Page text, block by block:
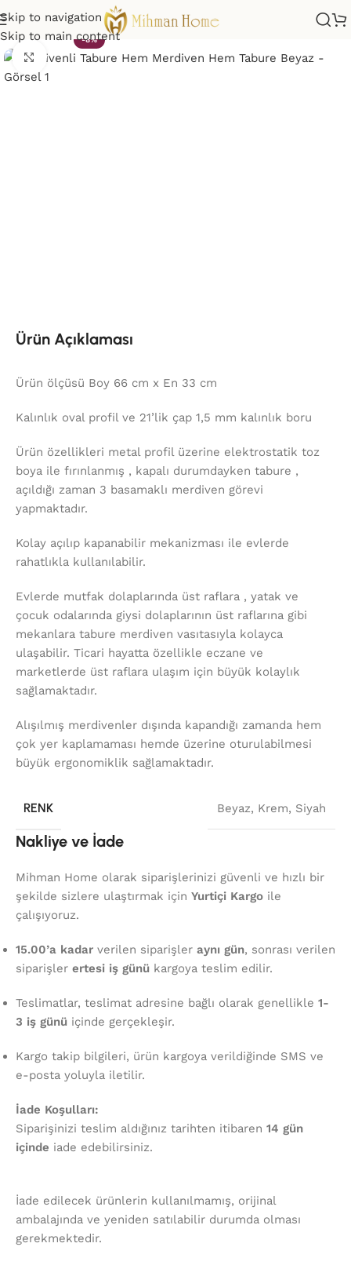
Skip to navigation
Skip to main content
-8%
Click to enlarge
Ürün Açıklaması
Ürün ölçüsü Boy 66 cm x En 33 cm
Kalınlık oval profil ve 21’lik çap 1,5 mm kalınlık boru
Ürün özellikleri metal profil üzerine elektrostatik toz
boya ile fırınlanmış , kapalı durumdayken tabure ,
açıldığı zaman 3 basamaklı merdiven görevi
yapmaktadır.
Kolay açılıp kapanabilir mekanizması ile evlerde
rahatlıkla kullanılabilir.
Evlerde mutfak dolaplarında üst raflara , yatak ve
çocuk odalarında giysi dolaplarının üst raflarına gibi
mekanlara tabure merdiven vasıtasıyla kolayca
ulaşabilir. Ticari hayatta özellikle eczane ve
marketlerde üst raflara ulaşım için büyük kolaylık
sağlamaktadır.
Alışılmış merdivenler dışında kapandığı zamanda hem
çok yer kaplamaması hemde üzerine oturulabilmesi
büyük ergonomiklik sağlamaktadır.
RENK Beyaz, Krem, Siyah
Nakliye ve İade
Mihman Home olarak siparişlerinizi güvenli ve hızlı bir
şekilde sizlere ulaştırmak için Yurtiçi Kargo ile
çalışıyoruz.
15.00’a kadar verilen siparişler aynı gün, sonrası verilen
siparişler ertesi iş günü kargoya teslim edilir.
Teslimatlar, teslimat adresine bağlı olarak genellikle 1-
3 iş günü içinde gerçekleşir.
Kargo takip bilgileri, ürün kargoya verildiğinde SMS ve
e-posta yoluyla iletilir.
İade Koşulları:
Siparişinizi teslim aldığınız tarihten itibaren 14 gün
içinde iade edebilirsiniz.
İade edilecek ürünlerin kullanılmamış, orijinal
ambalajında ve yeniden satılabilir durumda olması
gerekmektedir.